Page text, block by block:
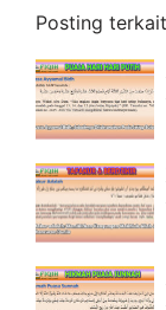
Posting